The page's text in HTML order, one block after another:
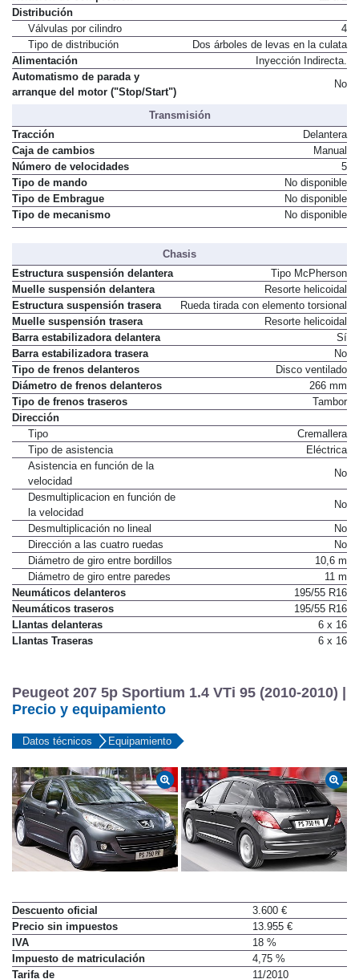
Distribución
Válvulas por cilindro
4
Tipo de distribución
Dos árboles de levas en la culata
Alimentación
Inyección Indirecta.
Automatismo de parada y
arranque del motor ("Stop/Start")
No
Transmisión
Tracción
Delantera
Caja de cambios
Manual
Número de velocidades
5
Tipo de mando
No disponible
Tipo de Embrague
No disponible
Tipo de mecanismo
No disponible
Chasis
Estructura suspensión delantera
Tipo McPherson
Muelle suspensión delantera
Resorte helicoidal
Estructura suspensión trasera
Rueda tirada con elemento torsional
Muelle suspensión trasera
Resorte helicoidal
Barra estabilizadora delantera
Sí
Barra estabilizadora trasera
No
Tipo de frenos delanteros
Disco ventilado
Diámetro de frenos delanteros
266 mm
Tipo de frenos traseros
Tambor
Dirección
Tipo
Cremallera
Tipo de asistencia
Eléctrica
Asistencia en función de la
velocidad
No
Desmultiplicacion en función de
la velocidad
No
Desmultiplicación no lineal
No
Dirección a las cuatro ruedas
No
Diámetro de giro entre bordillos
10,6 m
Diámetro de giro entre paredes
11 m
Neumáticos delanteros
195/55 R16
Neumáticos traseros
195/55 R16
Llantas delanteras
6 x 16
Llantas Traseras
6 x 16
Peugeot 207 5p Sportium 1.4 VTi 95 (2010-2010) |
Precio y equipamiento
Datos técnicos Equipamiento
Descuento oficial
3.600 €
Precio sin impuestos
13.955 €
IVA
18 %
Impuesto de matriculación
4,75 %
Tarifa de
11/2010